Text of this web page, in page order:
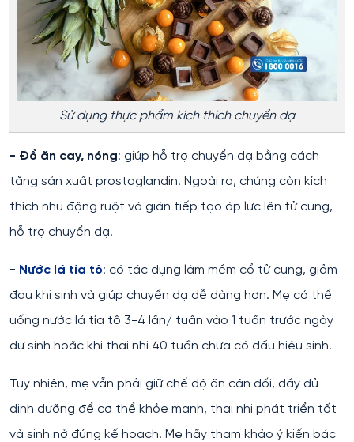
Sử dụng thực phẩm kích thích chuyển dạ
- Đồ ăn cay, nóng: giúp hỗ trợ chuyển dạ bằng cách
tăng sản xuất prostaglandin. Ngoài ra, chúng còn kích
thích nhu động ruột và gián tiếp tạo áp lực lên tử cung,
hỗ trợ chuyển dạ.
- Nước lá tía tô: có tác dụng làm mềm cổ tử cung, giảm
đau khi sinh và giúp chuyển dạ dễ dàng hơn. Mẹ có thể
uống nước lá tía tô 3-4 lần/ tuần vào 1 tuần trước ngày
dự sinh hoặc khi thai nhi 40 tuần chưa có dấu hiệu sinh.
Tuy nhiên, mẹ vẫn phải giữ chế độ ăn cân đối, đầy đủ
dinh dưỡng để cơ thể khỏe mạnh, thai nhi phát triển tốt
và sinh nở đúng kế hoạch. Mẹ hãy tham khảo ý kiến bác